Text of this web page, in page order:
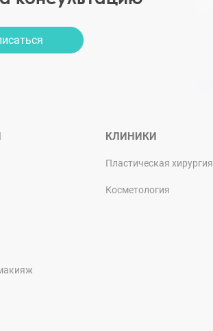
КЛИНИКИ
Пластическая хирургия
Косметология